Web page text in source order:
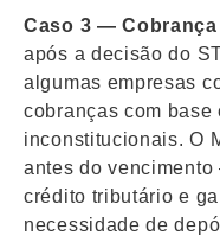
Caso 3 —
após a decisão do
algumas empresas
cobranças com base
inconstitucionais. O
antes do
crédito tributário e
necessidade de